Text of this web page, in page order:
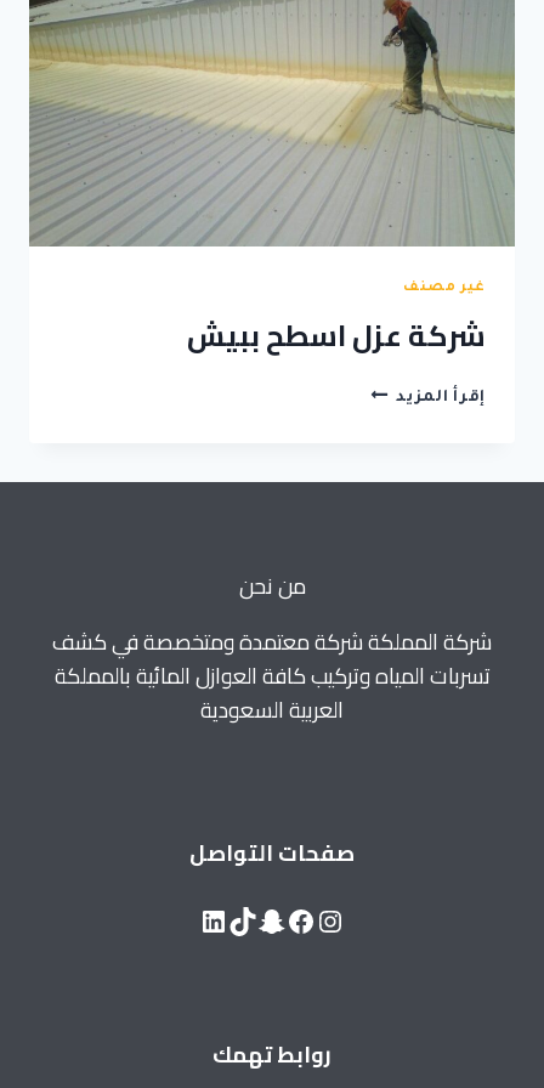
غير مصنف
شركة عزل اسطح ببيش
إقرأ المزيد شركة
من نحن
شركة المملكة شركة معتمدة ومتخصصة في كشف
تسربات المياه وتركيب كافة العوازل المائية بالمملكة
العربية السعودية
صفحات التواصل
Instagram
Facebook
Snapchat
TikTok
LinkedIn
روابط تهمك